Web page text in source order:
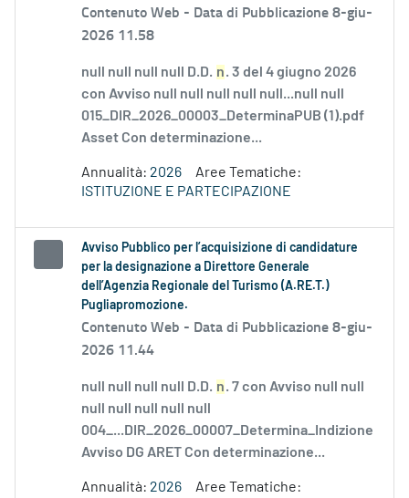
Contenuto Web - Data di Pubblicazione 8-giu-
2026 11.58
null null null null D.D. n. 3 del 4 giugno 2026
con Avviso null null null null null...null null
015_DIR_2026_00003_DeterminaPUB (1).pdf
Asset Con determinazione...
Annualità: 2026
Aree Tematiche:
ISTITUZIONE E PARTECIPAZIONE
Avviso Pubblico per l’acquisizione di candidature
per la designazione a Direttore Generale
dell’Agenzia Regionale del Turismo (A.RE.T.)
Pugliapromozione.
Contenuto Web - Data di Pubblicazione 8-giu-
2026 11.44
null null null null D.D. n. 7 con Avviso null null
null null null null null
004_...DIR_2026_00007_Determina_Indizione
Avviso DG ARET Con determinazione...
Annualità: 2026
Aree Tematiche: